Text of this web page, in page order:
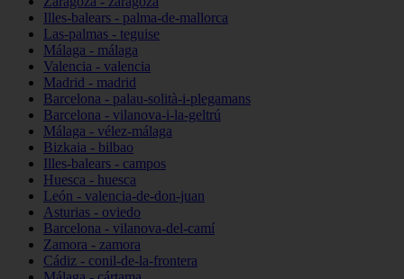
Illes-balears - palma-de-mallorca
Las-palmas - teguise
Málaga - málaga
Valencia - valencia
Madrid - madrid
Barcelona - palau-solità-i-plegamans
Barcelona - vilanova-i-la-geltrú
Málaga - vélez-málaga
Bizkaia - bilbao
Illes-balears - campos
Huesca - huesca
León - valencia-de-don-juan
Asturias - oviedo
Barcelona - vilanova-del-camí
Zamora - zamora
Cádiz - conil-de-la-frontera